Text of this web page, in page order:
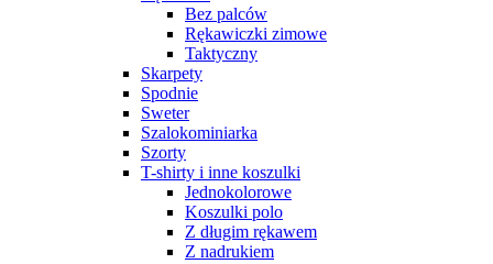
Bez palców
Rękawiczki zimowe
Taktyczny
Skarpety
Spodnie
Sweter
Szalokominiarka
Szorty
T-shirty i inne koszulki
Jednokolorowe
Koszulki polo
Z długim rękawem
Z nadrukiem